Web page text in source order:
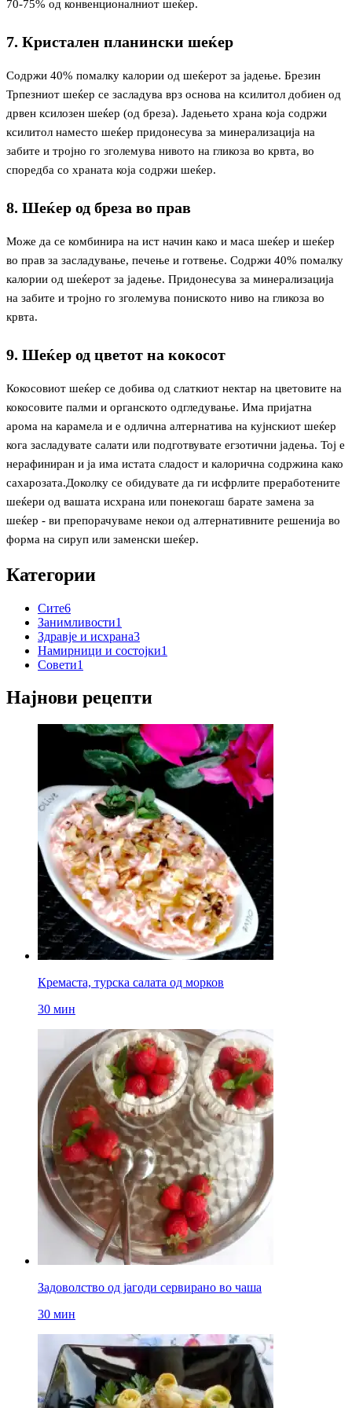
70-75% од конвенционалниот шеќер.
7. Кристален планински шеќер
Содржи 40% помалку калории од шеќерот за јадење. Брезин
Трпезниот шеќер се засладува врз основа на ксилитол добиен од
дрвен ксилозен шеќер (од бреза). Јадењето храна која содржи
ксилитол наместо шеќер придонесува за минерализација на
забите и тројно го зголемува нивото на гликоза во крвта, во
споредба со храната која содржи шеќер.
8. Шеќер од бреза во прав
Може да се комбинира на ист начин како и маса шеќер и шеќер
во прав за засладување, печење и готвење. Содржи 40% помалку
калории од шеќерот за јадење. Придонесува за минерализација
на забите и тројно го зголемува пониското ниво на гликоза во
крвта.
9. Шеќер од цветот на кокосот
Кокосовиот шеќер се добива од слаткиот нектар на цветовите на
кокосовите палми и органското одгледување. Има пријатна
арома на карамела и е одлична алтернатива на кујнскиот шеќер
кога засладувате салати или подготвувате егзотични јадења. Тој е
нерафиниран и ја има истата сладост и калорична содржина како
сахарозата.Доколку се обидувате да ги исфрлите преработените
шеќери од вашата исхрана или понекогаш барате замена за
шеќер - ви препорачуваме некои од алтернативните решенија во
форма на сируп или заменски шеќер.
Категории
Сите6
Занимливости1
Здравје и исхрана3
Намирници и состојки1
Совети1
Најнови рецепти
Кремаста, турска салата од морков
30 мин
Задоволство од јагоди сервирано во чаша
30 мин